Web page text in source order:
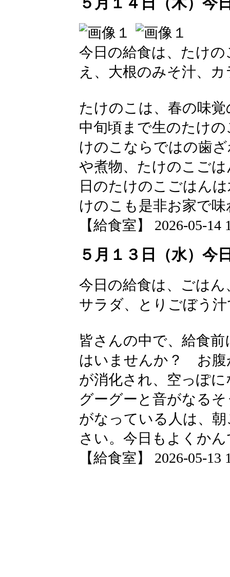
今日の給食は、たけ
え、大根のみそ汁、
たけのこは、春の味
中旬頃まで生のたけ
けのこならではの歯
や煮物、たけのこご
日のたけのこごはん
けのこも是非お家で
【給食室】 2026-05-14
５月１３日（水）今
今日の給食は、ごは
サラダ、とりごぼう
皆さんの中で、給食
はいませんか？ お腹
が消化され、空っぽ
グーグーと音がなる
がなっている人は、
さい。今日もよくか
【給食室】 2026-05-13